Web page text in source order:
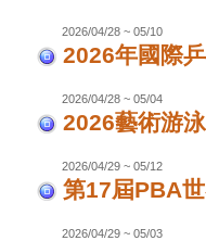
2026/04/28 ~ 05/10
2026年國際
2026/04/28 ~ 05/04
2026藝術游
2026/04/29 ~ 05/12
第17屆PBA
2026/04/29 ~ 05/03